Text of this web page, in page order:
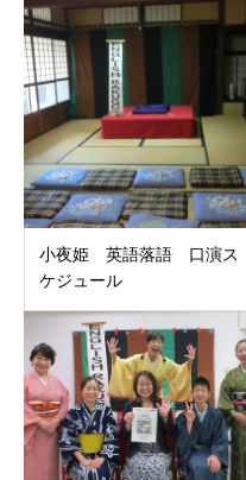
小夜姫 英語落語 口演ス
ケジュール